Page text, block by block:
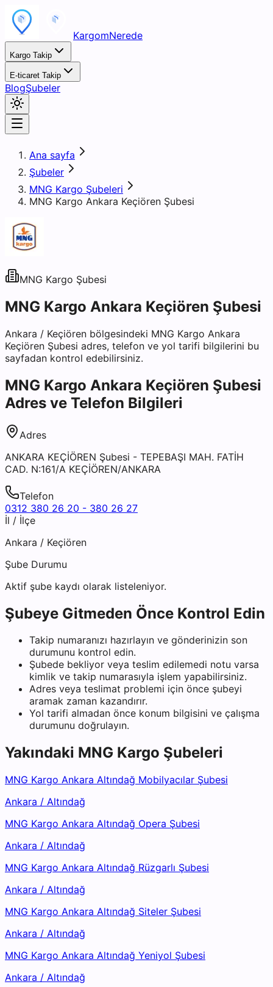
KargomNerede
Kargo Takip
E-ticaret Takip
BlogŞubeler
Ana sayfa
Şubeler
MNG Kargo Şubeleri
MNG Kargo Ankara Keçiören Şubesi
MNG Kargo Şubesi
MNG Kargo Ankara Keçiören Şubesi
Ankara / Keçiören bölgesindeki MNG Kargo Ankara
Keçiören Şubesi adres, telefon ve yol tarifi bilgilerini bu
sayfadan kontrol edebilirsiniz.
MNG Kargo Ankara Keçiören Şubesi
Adres ve Telefon Bilgileri
Adres
ANKARA KEÇİÖREN Şubesi - TEPEBAŞI MAH. FATİH
CAD. N:161/A KEÇİÖREN/ANKARA
Telefon
0312 380 26 20 - 380 26 27
İl / İlçe
Ankara / Keçiören
Şube Durumu
Aktif şube kaydı olarak listeleniyor.
Şubeye Gitmeden Önce Kontrol Edin
Takip numaranızı hazırlayın ve gönderinizin son
durumunu kontrol edin.
Şubede bekliyor veya teslim edilemedi notu varsa
kimlik ve takip numarasıyla işlem yapabilirsiniz.
Adres veya teslimat problemi için önce şubeyi
aramak zaman kazandırır.
Yol tarifi almadan önce konum bilgisini ve çalışma
durumunu doğrulayın.
Yakındaki MNG Kargo Şubeleri
MNG Kargo Ankara Altındağ Mobilyacılar Şubesi
Ankara / Altındağ
MNG Kargo Ankara Altındağ Opera Şubesi
Ankara / Altındağ
MNG Kargo Ankara Altındağ Rüzgarlı Şubesi
Ankara / Altındağ
MNG Kargo Ankara Altındağ Siteler Şubesi
Ankara / Altındağ
MNG Kargo Ankara Altındağ Yeniyol Şubesi
Ankara / Altındağ